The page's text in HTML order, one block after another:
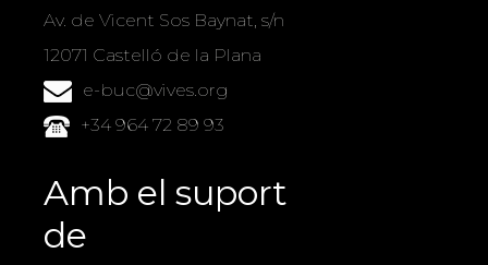
Av. de Vicent Sos Baynat, s/n
12071 Castelló de la Plana
e-buc@vives.org
+34 964 72 89 93
Amb el suport
de